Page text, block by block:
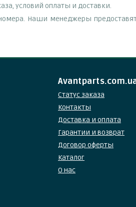
условий оплаты и доставки.
Наши менеджеры
Статус заказа
Контакты
Доставка и оплата
Гарантии и возврат
Договор оферты
Каталог
О нас